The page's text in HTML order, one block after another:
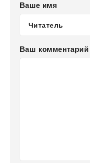
Ваше имя
Ваш комментарий